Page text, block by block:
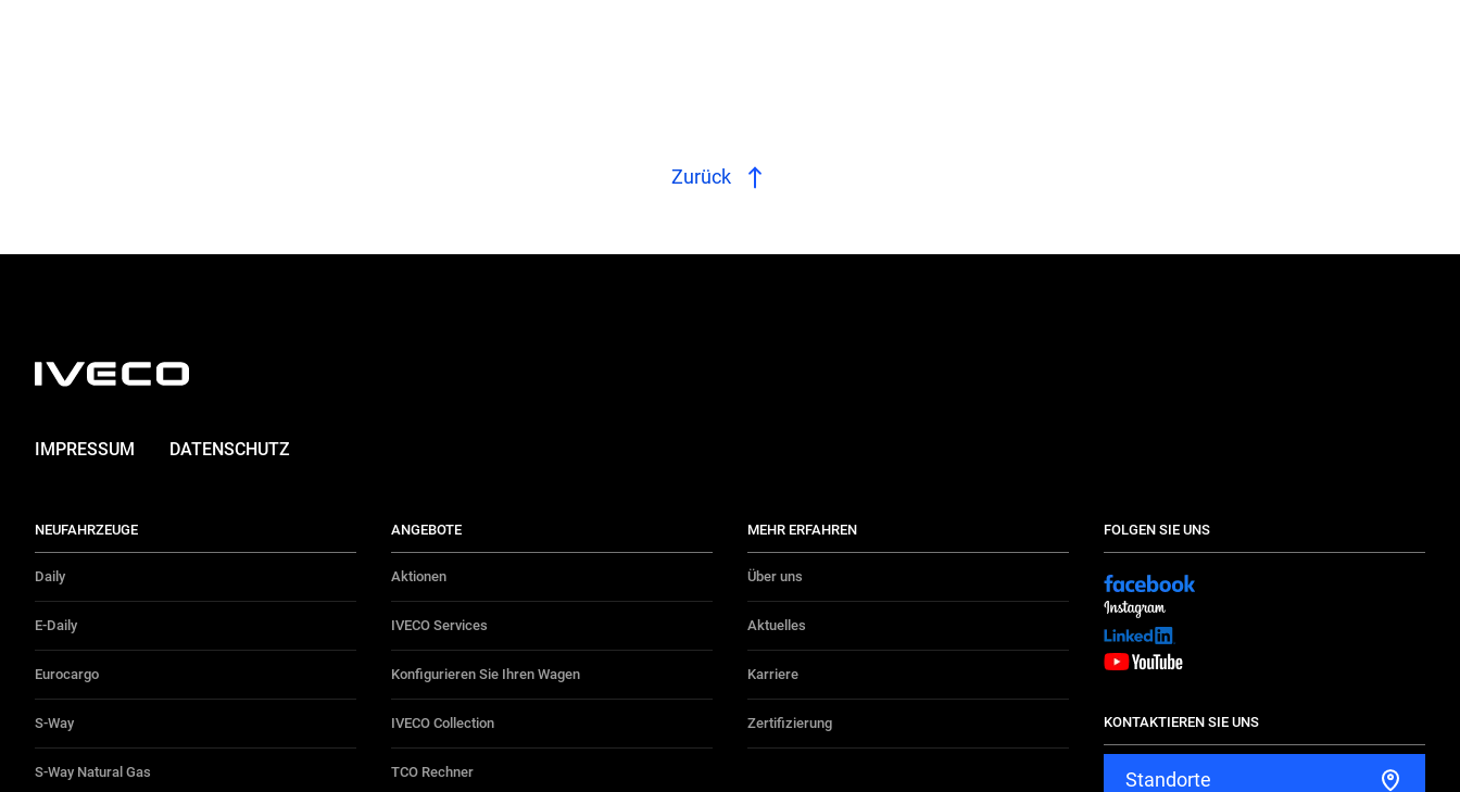
Zurück
IMPRESSUM DATENSCHUTZ
NEUFAHRZEUGE
Daily
E-Daily
Eurocargo
S-Way
S-Way Natural Gas
ANGEBOTE
Aktionen
IVECO Services
Konfigurieren Sie Ihren Wagen
IVECO Collection
TCO Rechner
MEHR ERFAHREN
Über uns
Aktuelles
Karriere
Zertifizierung
FOLGEN SIE UNS
KONTAKTIEREN SIE UNS
Standorte